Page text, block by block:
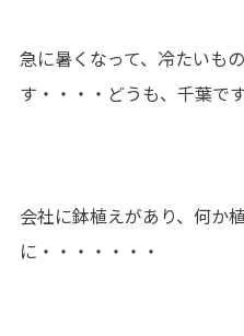
急に暑くなって、冷たいも
す・・・・どうも、千葉で
会社に鉢植えがあり、何か
に・・・・・・・